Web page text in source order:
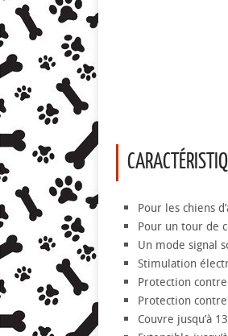
Pour les chiens
Pour un tour de
Un mode signal
Stimulation
Protection
Protection
Couvre jusqu’à